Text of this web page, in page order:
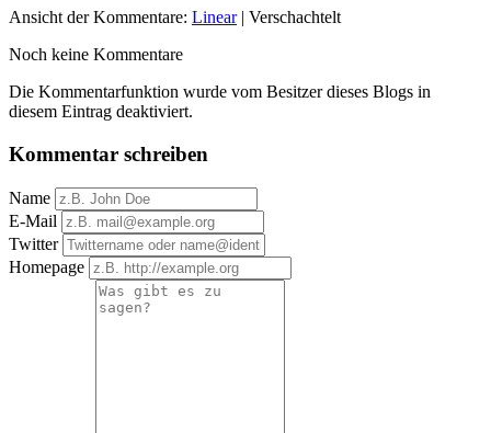
Ansicht der Kommentare: Linear| Verschachtelt
Noch keine Kommentare
Die Kommentarfunktion wurde vom Besitzer dieses Blogs in
diesem Eintrag deaktiviert.
Kommentar schreiben
Name
E-Mail
Twitter
Homepage